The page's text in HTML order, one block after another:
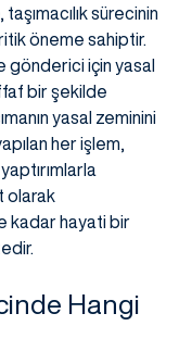
sürecinin
öneme sahiptir.
gönderici için yasal
bir şekilde
yasal zeminini
her işlem,
olarak
kadar hayati bir
Hangi